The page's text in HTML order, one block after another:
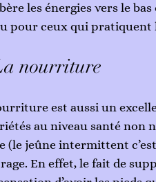
les énergies vers le
pour ceux qui pratiquent
nourriture
est aussi un
au niveau santé non
(le jeûne intermittent
En effet, le fait de